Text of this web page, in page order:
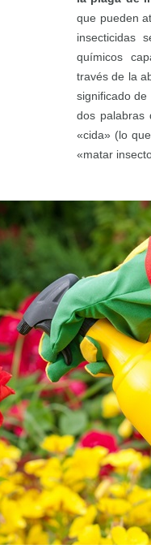
que pueden
insecticidas
químicos
través de la
significado
dos palabras
«cida» (lo
«matar